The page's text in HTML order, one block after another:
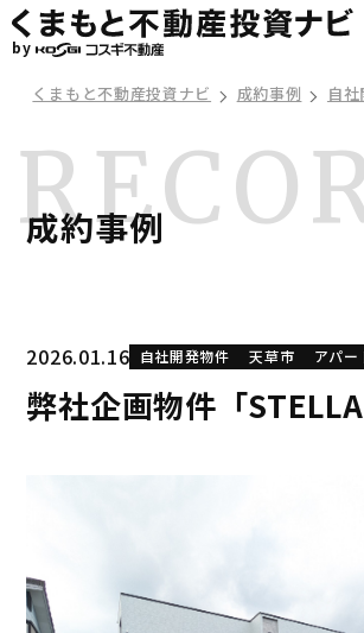
by
くまもと不動産投資ナビ 成約事例 自
成約事例
2026.01.16 自社開発物件 天草市 アパー
弊社企画物件「STELLA